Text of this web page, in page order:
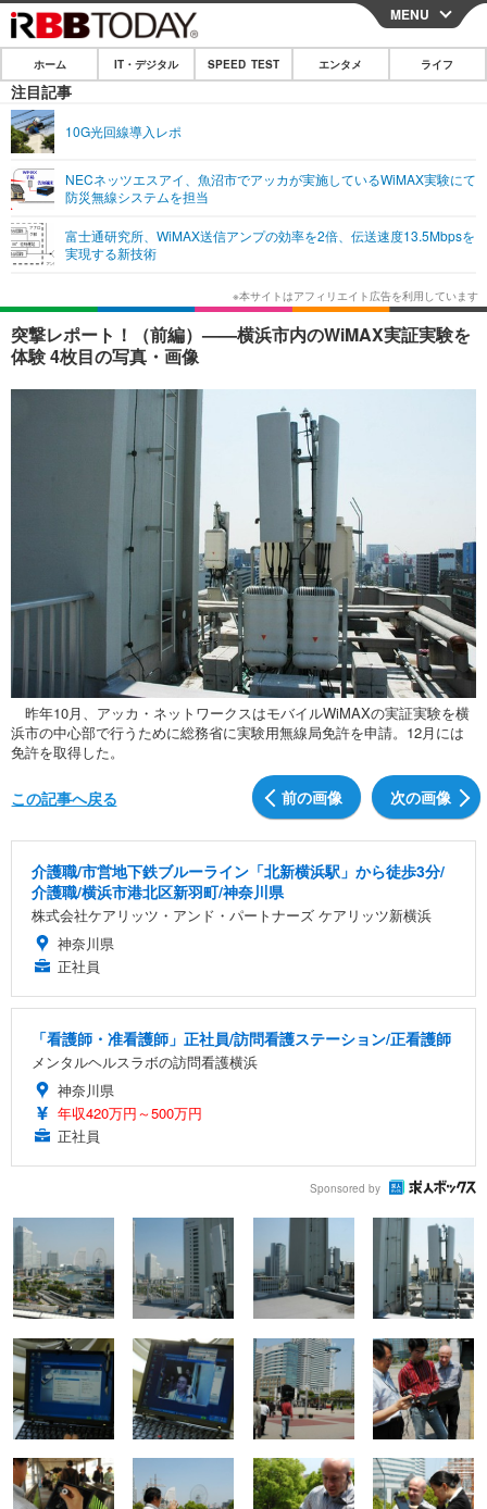
CLOSE
ホーム
IT・デジタル
ネタ
ショッピング その他
エンタメTOP
韓国・芸能
音楽 スポーツ
ショッピング
ライフ
ライフTOP グルメ
ペット ショッピング
その他
リリース一覧
プッシュ通知の停止方法
MENU
ホーム IT・デジタル SPEED TEST エンタメ ライフ
注目記事
10G光回線導入レポ
NECネッツエスアイ、魚沼市でアッカが実施しているWiMAX実験にて
防災無線システムを担当
富士通研究所、WiMAX送信アンプの効率を2倍、伝送速度13.5Mbpsを
実現する新技術
突撃レポート！（前編）——横浜市内のWiMAX実証実験を
体験 4枚目の写真・画像
昨年10月、アッカ・ネットワークスはモバイルWiMAXの実証実験を横
浜市の中心部で行うために総務省に実験用無線局免許を申請。12月には
免許を取得した。
前の画像 次の画像
この記事へ戻る
介護職/市営地下鉄ブルーライン「北新横浜駅」から徒歩3分/
介護職/横浜市港北区新羽町/神奈川県
株式会社ケアリッツ・アンド・パートナーズ ケアリッツ新横浜
神奈川県
正社員
「看護師・准看護師」正社員/訪問看護ステーション/正看護師
メンタルヘルスラボの訪問看護横浜
神奈川県
年収420万円～500万円
正社員
Sponsored by